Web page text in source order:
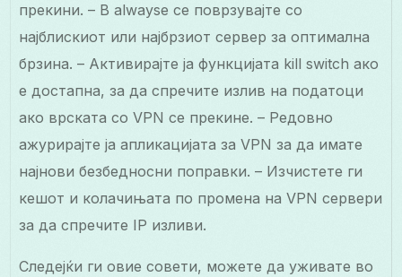
прекини. – В alwaysе се поврзувајте со
најблискиот или најбрзиот сервер за оптимална
брзина. – Активирајте ја функцијата kill switch ако
е достапна, за да спречите излив на податоци
ако врската со VPN се прекине. – Редовно
ажурирајте ја апликацијата за VPN за да имате
најнови безбедносни поправки. – Изчистете ги
кешот и колачињата по промена на VPN сервери
за да спречите IP изливи.
Следејќи ги овие совети, можете да уживате во